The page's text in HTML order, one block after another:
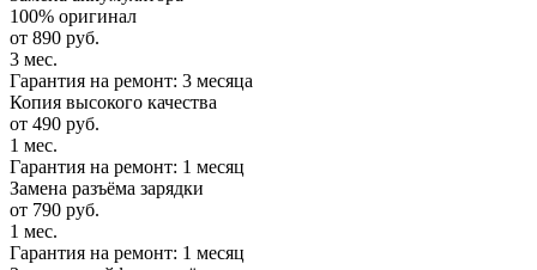
100% оригинал
от 890 руб.
3 мес.
Гарантия на ремонт: 3 месяца
Копия высокого качества
от 490 руб.
1 мес.
Гарантия на ремонт: 1 месяц
Замена разъёма зарядки
от 790 руб.
1 мес.
Гарантия на ремонт: 1 месяц